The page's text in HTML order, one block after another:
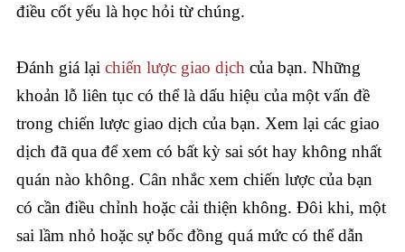
điều cốt yếu là học hỏi từ chúng.
Đánh giá lại chiến lược giao dịch của bạn. Những
khoản lỗ liên tục có thể là dấu hiệu của một vấn đề
trong chiến lược giao dịch của bạn. Xem lại các giao
dịch đã qua để xem có bất kỳ sai sót hay không nhất
quán nào không. Cân nhắc xem chiến lược của bạn
có cần điều chỉnh hoặc cải thiện không. Đôi khi, một
sai lầm nhỏ hoặc sự bốc đồng quá mức có thể dẫn